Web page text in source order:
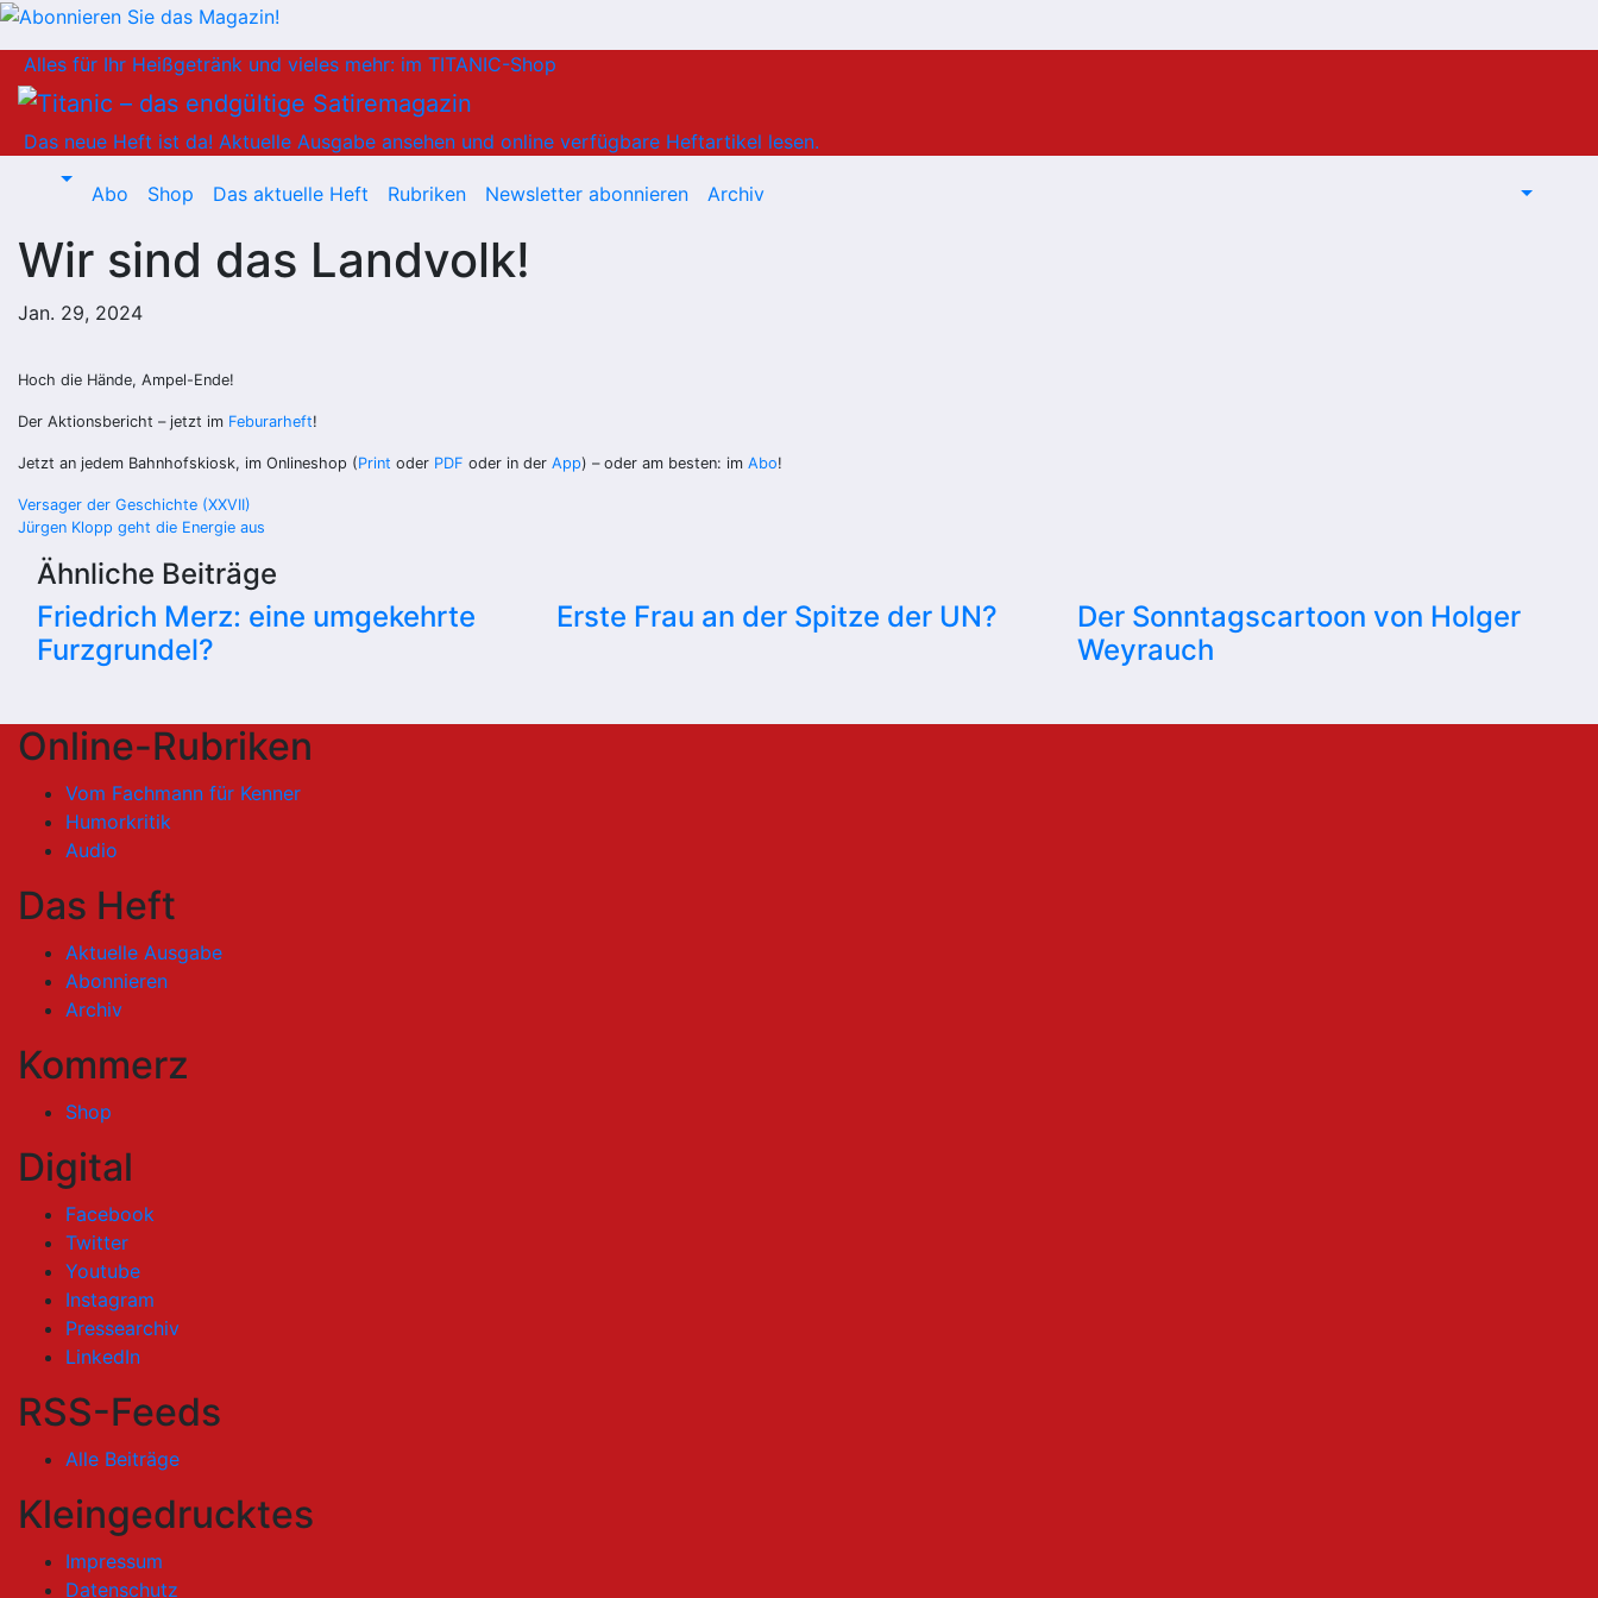
Inhalt
springen
Alles für Ihr Heißgetränk und vieles mehr: im TITANIC-Shop
Das neue Heft ist da! Aktuelle Ausgabe ansehen und online verfügbare Heftartikel lesen.
Abo Shop Das aktuelle Heft Rubriken Newsletter abonnieren Archiv
Wir sind das Landvolk!
Jan. 29, 2024
Hoch die Hände, Ampel-Ende!
Der Aktionsbericht – jetzt im Feburarheft!
Jetzt an jedem Bahnhofskiosk, im Onlineshop (Print oder PDF oder in der App) – oder am besten: im Abo!
Beitragsnavigation
Versager der Geschichte (XXVII)
Jürgen Klopp geht die Energie aus
Ähnliche Beiträge
Friedrich Merz: eine umgekehrte
Furzgrundel?
Erste Frau an der Spitze der UN?
Der Sonntagscartoon von Holger
Weyrauch
Online-Rubriken
Vom Fachmann für Kenner
Humorkritik
Audio
Das Heft
Aktuelle Ausgabe
Abonnieren
Archiv
Kommerz
Shop
Digital
Facebook
Twitter
Youtube
Instagram
Pressearchiv
LinkedIn
RSS-Feeds
Alle Beiträge
Kleingedrucktes
Impressum
Datenschutz